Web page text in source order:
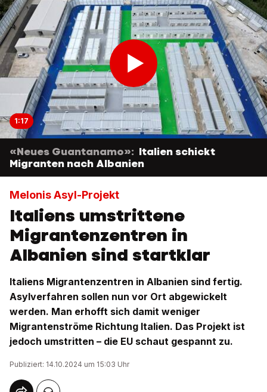
1:17
«Neues Guantanamo»: Italien schickt
Migranten nach Albanien
Melonis Asyl-Projekt
Italiens umstrittene
Migrantenzentren in
Albanien sind startklar
Italiens Migrantenzentren in Albanien sind fertig.
Asylverfahren sollen nun vor Ort abgewickelt
werden. Man erhofft sich damit weniger
Migrantenströme Richtung Italien. Das Projekt ist
jedoch umstritten – die EU schaut gespannt zu.
Publiziert: 14.10.2024 um 15:03 Uhr